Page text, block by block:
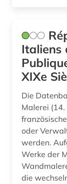
Italiens
XIXe
Die
Malerei
oder
werden.
Werke der
die